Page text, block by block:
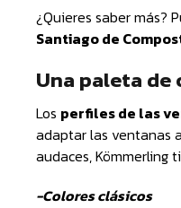
¿Quieres saber más?
Santiago de
Una paleta
Los perfiles de las
adaptar las ventanas
audaces, Kömmerling
-Colores clásicos